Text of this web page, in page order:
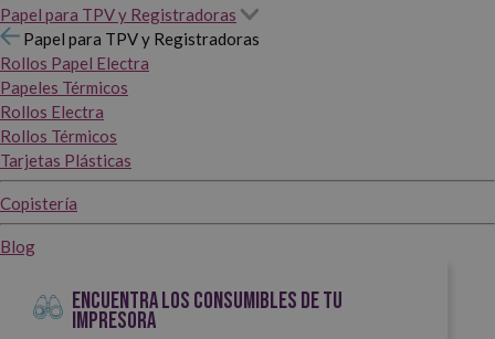
Papel para TPV y Registradoras
Papel para TPV y Registradoras
Rollos Papel Electra
Papeles Térmicos
Rollos Electra
Rollos Térmicos
Tarjetas Plásticas
Copistería
Blog
ENCUENTRA LOS CONSUMIBLES DE TU
IMPRESORA